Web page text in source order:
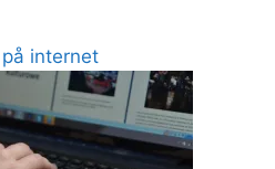
internet